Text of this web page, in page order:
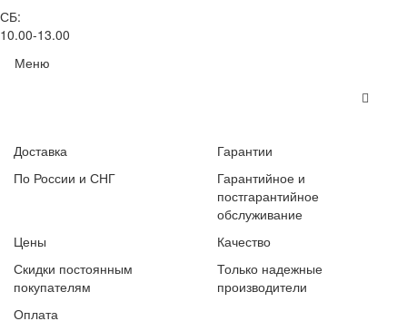
СБ:
10.00-13.00
Меню
Доставка
По России и СНГ
Гарантии
Гарантийное и
постгарантийное
обслуживание
Цены
Скидки постоянным
покупателям
Качество
Только надежные
производители
Оплата